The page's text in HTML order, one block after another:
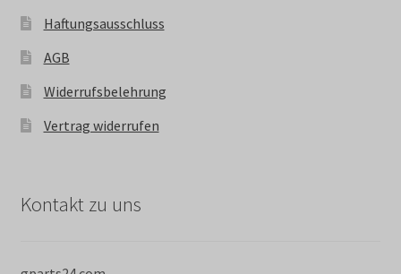
Haftungsausschluss
AGB
Widerrufsbelehrung
Vertrag widerrufen
Kontakt zu uns